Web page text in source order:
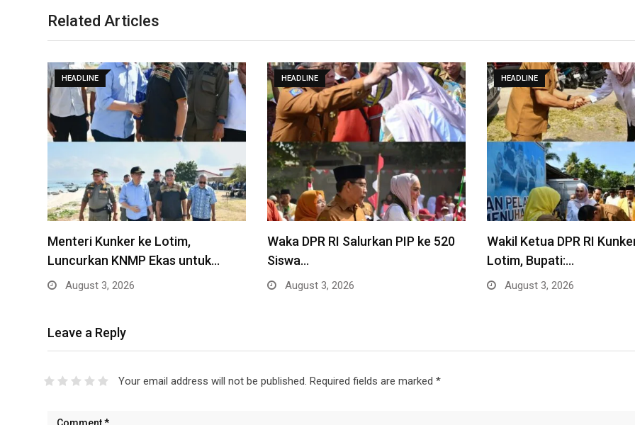
Related Articles
HEADLINE
Menteri Kunker ke Lotim,
Luncurkan KNMP Ekas untuk…
August 3, 2026
HEADLINE
Waka DPR RI Salurkan PIP ke 520
Siswa…
August 3, 2026
HEADLINE
Wakil Ketua DPR RI
Lotim, Bupati:…
August 3, 2026
Leave a Reply
Your email address will not be published. Required fields are marked *